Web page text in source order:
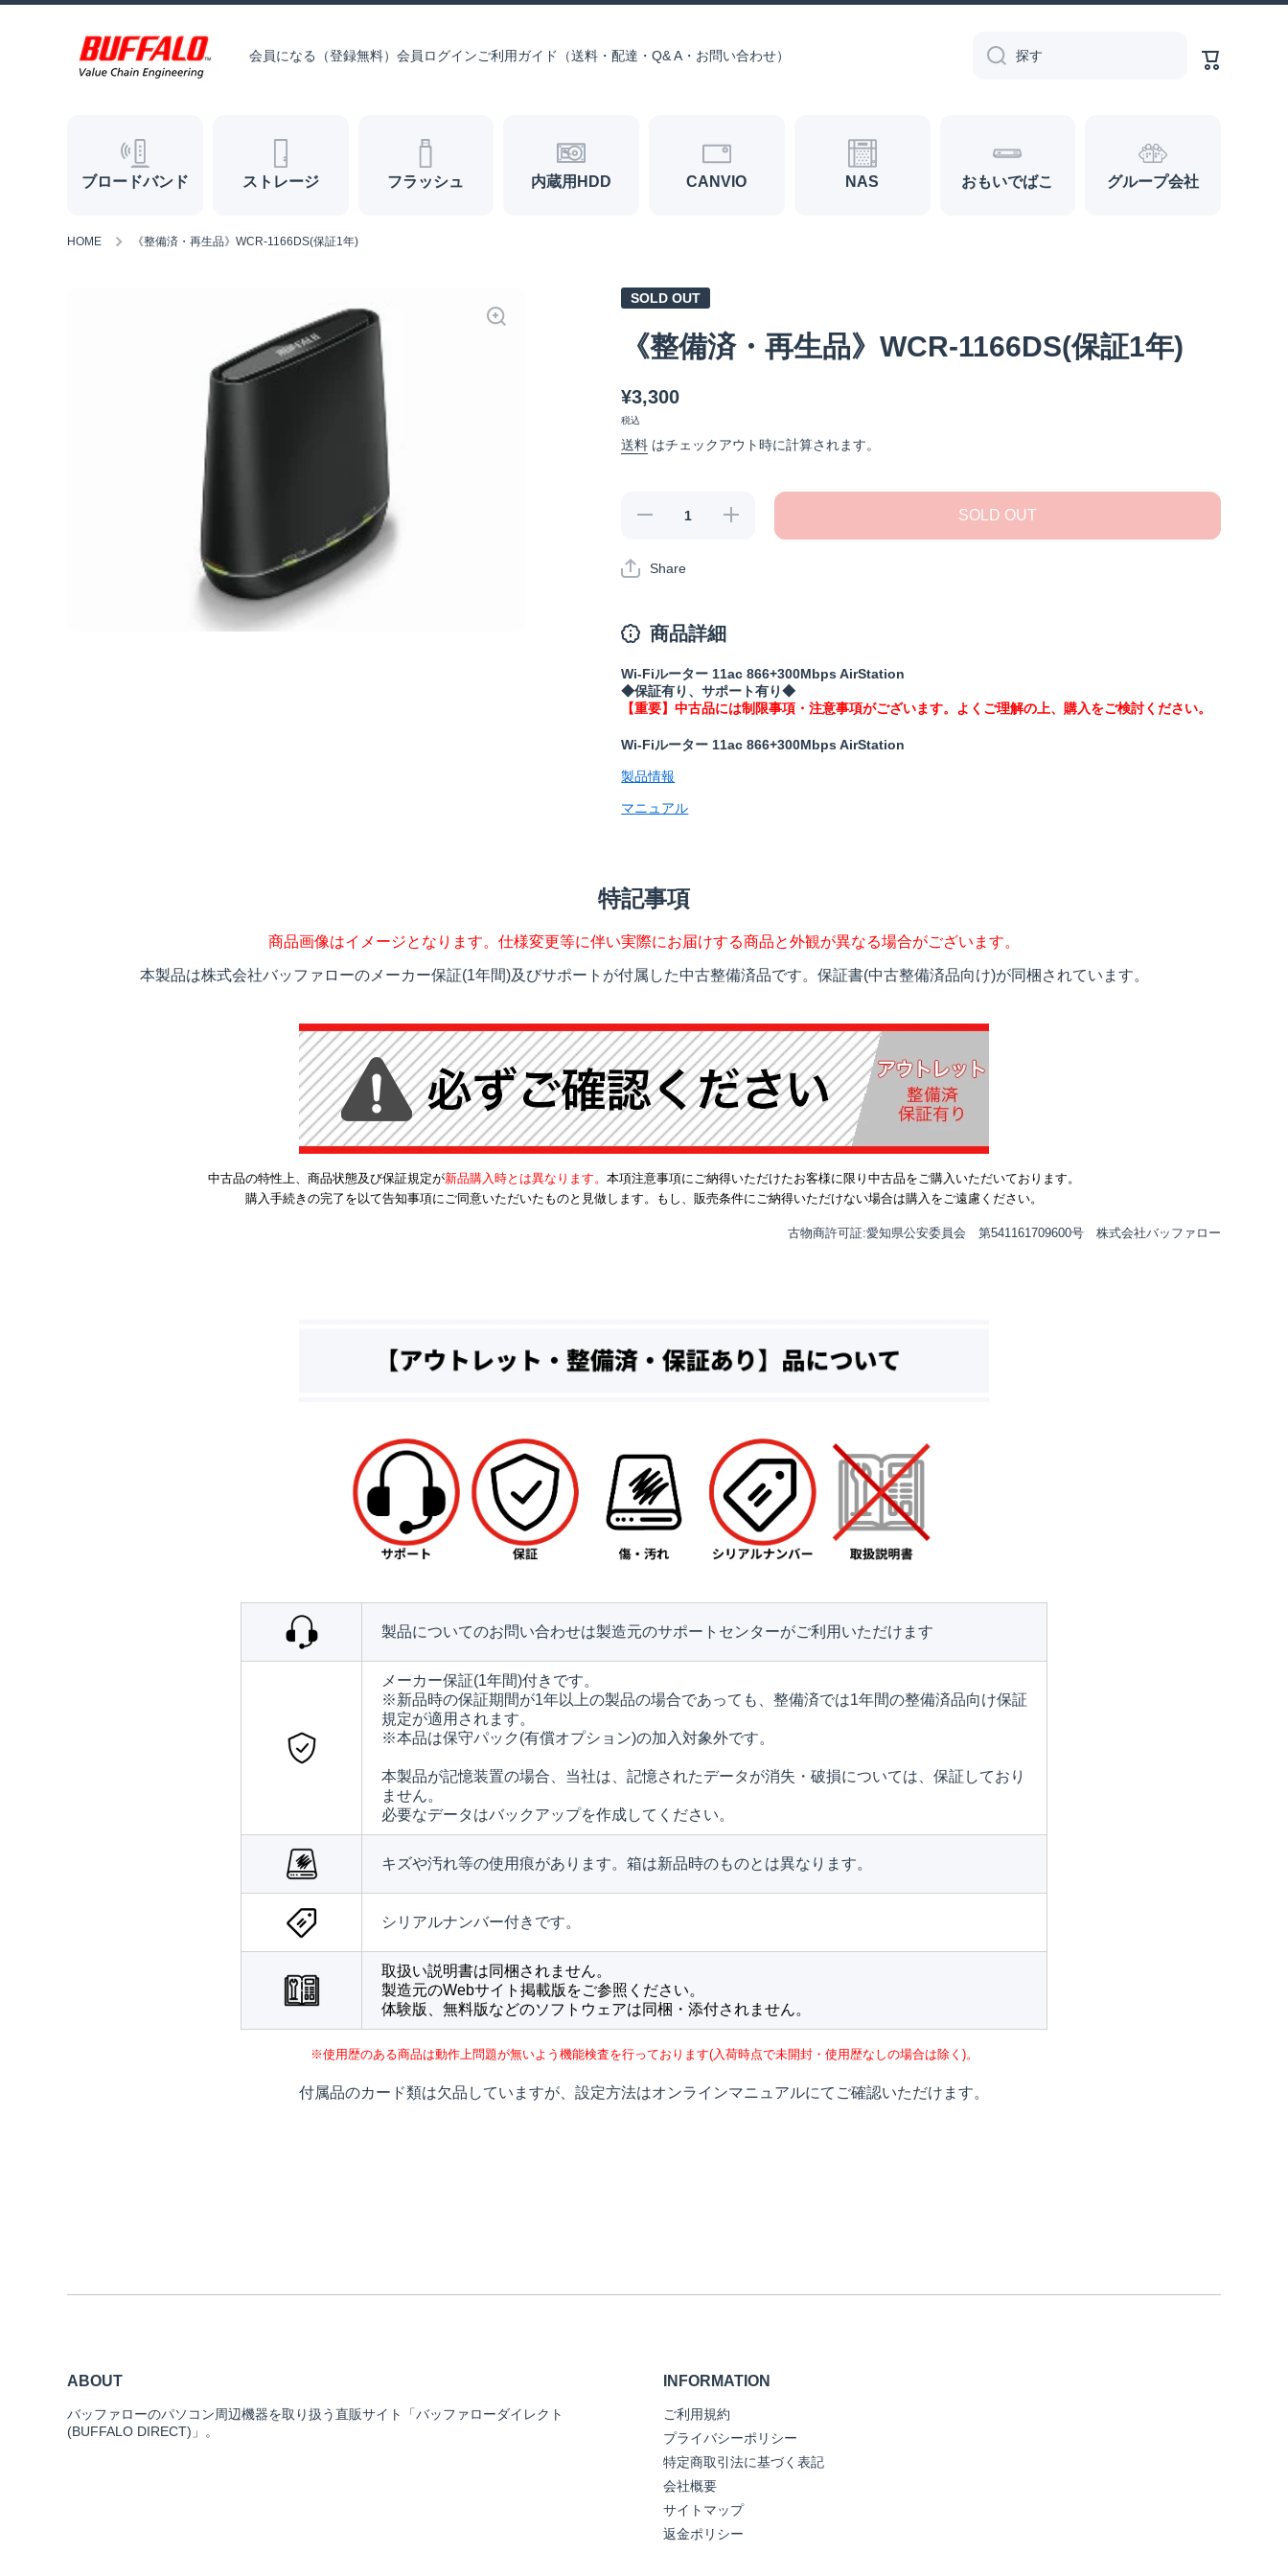
会員になる（登録無料） 会員ログインご利用ガイド（送料・配達・Q& A・お問い合わせ） 探す
ー
ト
ブロードバンド ストレージ フラッシュ 内蔵用HDD CANVIO NAS おもいでばこ グループ会社
HOME 《整備済・再生品》WCR-1166DS(保証1年)
SOLD OUT
《整備済・再生品》WCR-1166DS(保証1年)
¥3,300
税込
送料 はチェックアウト時に計算されます。
《整備
1166DS(保
《整備
済・再生
SOLD OUT
Share
商品詳細
Wi-Fiルーター 11ac 866+300Mbps AirStation
◆保証有り、サポート有り◆
【重要】中古品には制限事項・注意事項がございます。よくご理解の上、購入をご検討ください。
Wi-Fiルーター 11ac 866+300Mbps AirStation
製品情報
マニュアル
特記事項
商品画像はイメージとなります。仕様変更等に伴い実際にお届けする商品と外観が異なる場合がございます。
本製品は株式会社バッファローのメーカー保証(1年間)及びサポートが付属した中古整備済品です。保証書(中古整備済品向け)が同梱されています。
中古品の特性上、商品状態及び保証規定が新品購入時とは異なります。 本項注意事項にご納得いただけたお客様に限り中古品をご購入いただいております。
購入手続きの完了を以て告知事項にご同意いただいたものと見做します。もし、販売条件にご納得いただけない場合は購入をご遠慮ください。
古物商許可証:愛知県公安委員会 第541161709600号 株式会社バッファロー
製品についてのお問い合わせは製造元のサポートセンターがご利用いただけます
メーカー保証(1年間)付きです。
※新品時の保証期間が1年以上の製品の場合であっても、整備済では1年間の整備済品向け保証
規定が適用されます。
※本品は保守パック(有償オプション)の加入対象外です。
本製品が記憶装置の場合、当社は、記憶されたデータが消失・破損については、保証しており
ません。
必要なデータはバックアップを作成してください。
キズや汚れ等の使用痕があります。箱は新品時のものとは異なります。
シリアルナンバー付きです。
取扱い説明書は同梱されません。
製造元のWebサイト掲載版をご参照ください。
体験版、無料版などのソフトウェアは同梱・添付されません。
※使用歴のある商品は動作上問題が無いよう機能検査を行っております(入荷時点で未開封・使用歴なしの場合は除く)。
付属品のカード類は欠品していますが、設定方法はオンラインマニュアルにてご確認いただけます。
ABOUT
バッファローのパソコン周辺機器を取り扱う直販サイト「バッファローダイレクト
(BUFFALO DIRECT)」。
INFORMATION
ご利用規約
プライバシーポリシー
特定商取引法に基づく表記
会社概要
サイトマップ
返金ポリシー